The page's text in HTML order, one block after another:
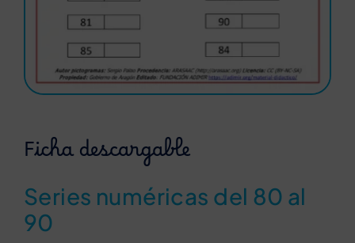
Ficha descargable
Series numéricas del 80 al
90